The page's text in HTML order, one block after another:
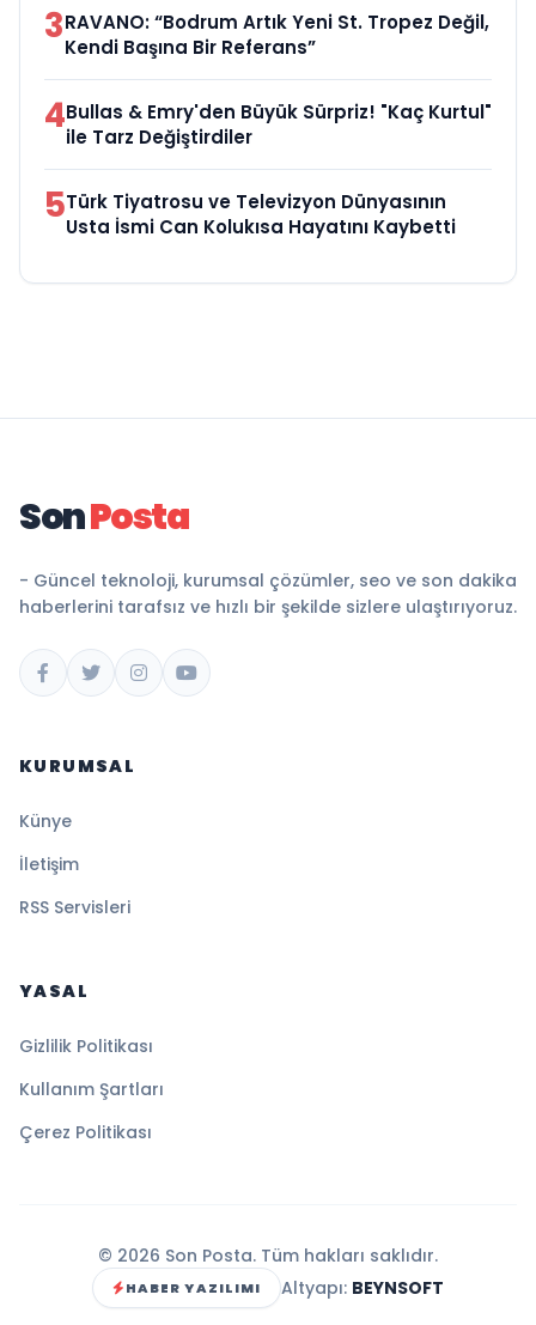
3RAVANO: “Bodrum Artık Yeni St. Tropez Değil,
Kendi Başına Bir Referans”
4Bullas & Emry'den Büyük Sürpriz! "Kaç Kurtul"
ile Tarz Değiştirdiler
5Türk Tiyatrosu ve Televizyon Dünyasının
Usta İsmi Can Kolukısa Hayatını Kaybetti
SonPosta
- Güncel teknoloji, kurumsal çözümler, seo ve son dakika
haberlerini tarafsız ve hızlı bir şekilde sizlere ulaştırıyoruz.
KURUMSAL
Künye
İletişim
RSS Servisleri
YASAL
Gizlilik Politikası
Kullanım Şartları
Çerez Politikası
© 2026 Son Posta. Tüm hakları saklıdır.
HABER YAZILIMI Altyapı: BEYNSOFT